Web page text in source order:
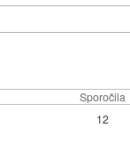
Sporočila
12